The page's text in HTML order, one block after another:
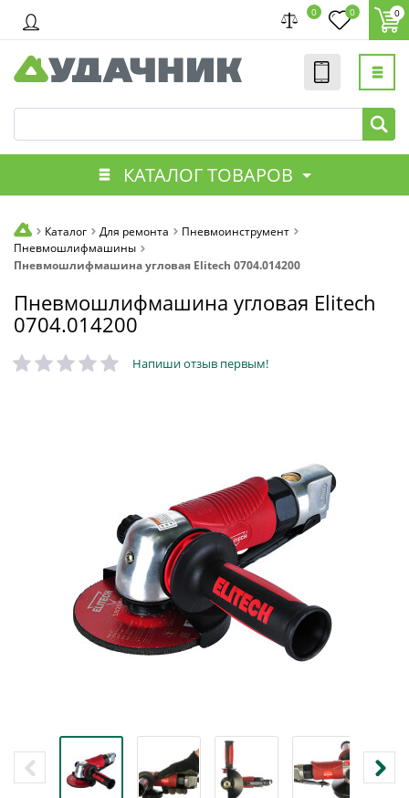
0 0 0
КАТАЛОГ ТОВАРОВ
Каталог Для ремонта
Пневмоинструмент
Пневмошлифмашины
Пневмошлифмашина угловая Elitech 0704.014200
Пневмошлифмашина угловая Elitech
0704.014200
Напиши отзыв первым!